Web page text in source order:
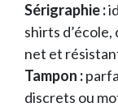
Sérigraphie :
shirts
net et
Tampon :
discrets ou